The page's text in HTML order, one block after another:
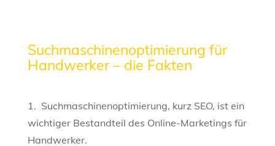
Suchmaschinenoptimierung für
Handwerker – die Fakten
1. Suchmaschinenoptimierung, kurz SEO, ist ein
wichtiger Bestandteil des Online-Marketings für
Handwerker.